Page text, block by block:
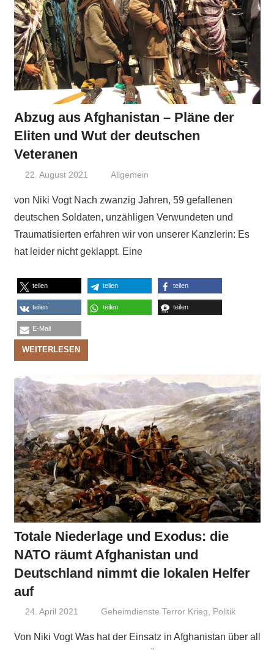
Abzug aus Afghanistan – Pläne der
Eliten und Wut der deutschen
Veteranen
22. August 2021 Niki Vogt
Allgemein
von Niki Vogt Nach zwanzig Jahren, 59 gefallenen
deutschen Soldaten, unzähligen Verwundeten und
Traumatisierten erfahren wir von unserer Kanzlerin: Es
hat leider nicht geklappt. Eine
teilen teilen teilen
teilen teilen teilen
E-Mail
WEITERLESEN
Totale Niederlage und Exodus: die
NATO räumt Afghanistan und
Deutschland nimmt die lokalen Helfer
auf
24. April 2021 Niki Vogt
Geheimdienste Terror Krieg Politik
Von Niki Vogt Was hat der Einsatz in Afghanistan über all